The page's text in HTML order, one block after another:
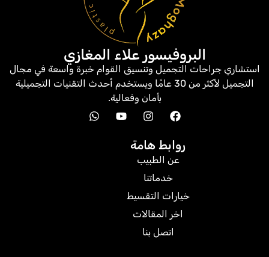
البروفيسور علاء المغازي
استشاري جراحات التجميل وتنسيق القوام خبرة واسعة في مجال
التجميل لأكثر من 30 عامًا ويستخدم أحدث التقنيات التجميلية
بأمان وفعالية.
روابط هامة
عن الطبيب
خدماتنا
خيارات التقسيط
اخر المقالات
اتصل بنا